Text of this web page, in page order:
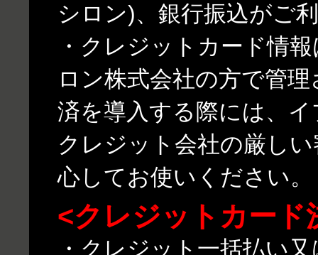
シロン)、銀行振込がご
・クレジットカード情
ロン株式会社の方で管
済を導入する際には、
クレジット会社の厳し
心してお使いください。
<クレジットカード
・クレジット一括払い